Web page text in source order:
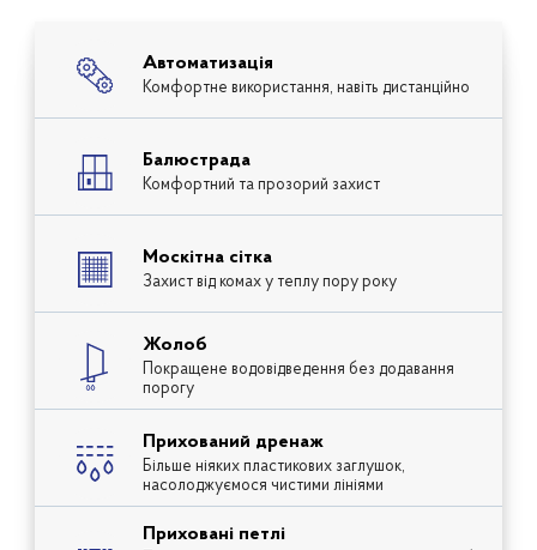
Автоматизація
Комфортне використання, навіть дистанційно
Балюстрада
Комфортний та прозорий захист
Москітна сітка
Захист від комах у теплу пору року
Жолоб
Покращене водовідведення без додавання
порогу
Прихований дренаж
Більше ніяких пластикових заглушок,
насолоджуємося чистими лініями
Приховані петлі